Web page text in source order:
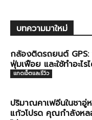
บทความมาใหม่
กล้องติดรถยนต์ GPS:
ฟุ่มเฟือย และใช้ทำอะไร
แกดเจ็ตและรีวิว
ปริมาณคาเฟอีนในชา
แก้วโปรด คุณกำลังหล